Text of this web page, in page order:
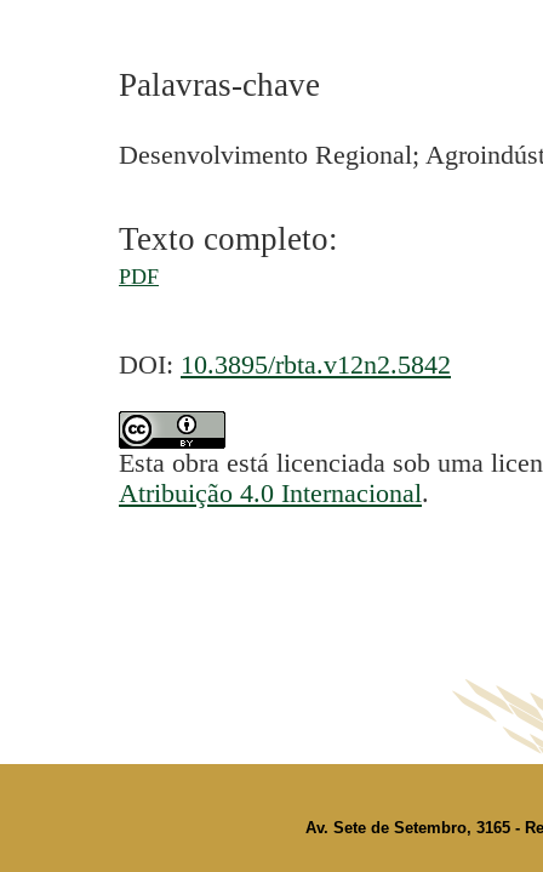
Palavras-chave
Desenvolvimento Regional;
Texto completo:
PDF
DOI: 10.3895/rbta.v12n2.5842
Esta obra está licenciada sob uma
Atribuição 4.0 Internacional.
Av. Sete de Setembro, 3165 -